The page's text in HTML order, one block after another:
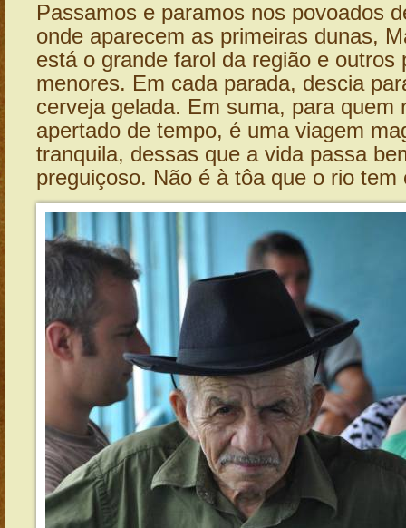
Passamos e paramos nos povoados
onde aparecem as primeiras dunas,
está o grande farol da região e outros
menores. Em cada parada, descia
cerveja gelada. Em suma, para quem
apertado de tempo, é uma viagem
tranquila, dessas que a vida passa
preguiçoso. Não é à tôa que o rio tem